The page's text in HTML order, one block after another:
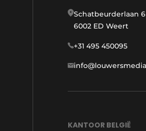
Schatbeurderlaan 6
6002 ED Weert
+31 495 450095
KANTOOR BELGIË